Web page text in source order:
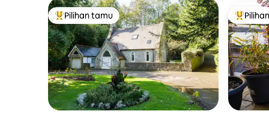
Pilihan tamu terpopuler
Pilihan tamu Pilihan